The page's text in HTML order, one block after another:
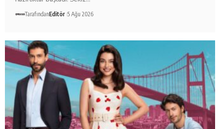
TarafındanEditör 5 Ağu 2026